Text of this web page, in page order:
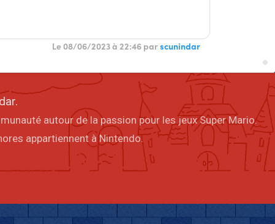
Le 08/06/2023 à 22:46 parscunindar
autour de la passion pour les jeux Super Mario.
appartiennent à Nintendo.